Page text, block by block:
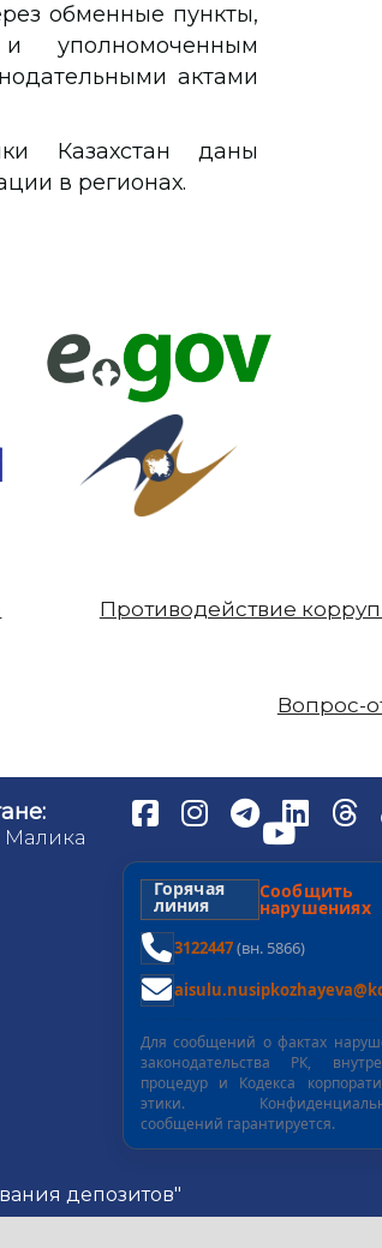
обменные пункты,
уполномоченным
актами
Казахстан даны
в регионах.
Противодействие
Вопрос-
Горячая
линия нарушениях
3122447(вн. 5866)
Для сообщений о фактах
законодательства РК,
процедур и Кодекса
этики.
сообщений гарантируется.
депозитов"